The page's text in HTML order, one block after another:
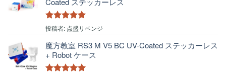
5段階中5の
投稿者: 点盛リベンジ
魔方教室 RS3 M V5 BC UV-Coated ステッカーレス
+ Robot ケース